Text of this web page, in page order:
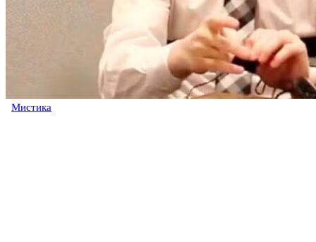
Мистика